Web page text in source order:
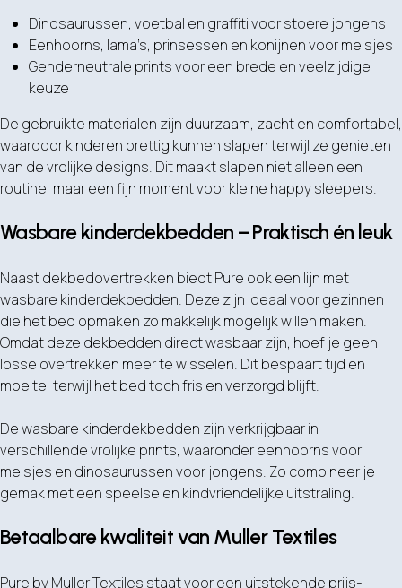
Dinosaurussen, voetbal en graffiti voor stoere jongens
Eenhoorns, lama’s, prinsessen en konijnen voor meisjes
Genderneutrale prints voor een brede en veelzijdige
keuze
De gebruikte materialen zijn duurzaam, zacht en comfortabel,
waardoor kinderen prettig kunnen slapen terwijl ze genieten
van de vrolijke designs. Dit maakt slapen niet alleen een
routine, maar een fijn moment voor kleine happy sleepers.
Wasbare kinderdekbedden – Praktisch én leuk
Naast dekbedovertrekken biedt Pure ook een lijn met
wasbare kinderdekbedden. Deze zijn ideaal voor gezinnen
die het bed opmaken zo makkelijk mogelijk willen maken.
Omdat deze dekbedden direct wasbaar zijn, hoef je geen
losse overtrekken meer te wisselen. Dit bespaart tijd en
moeite, terwijl het bed toch fris en verzorgd blijft.
De wasbare kinderdekbedden zijn verkrijgbaar in
verschillende vrolijke prints, waaronder eenhoorns voor
meisjes en dinosaurussen voor jongens. Zo combineer je
gemak met een speelse en kindvriendelijke uitstraling.
Betaalbare kwaliteit van Muller Textiles
Pure by Muller Textiles staat voor een uitstekende prijs-